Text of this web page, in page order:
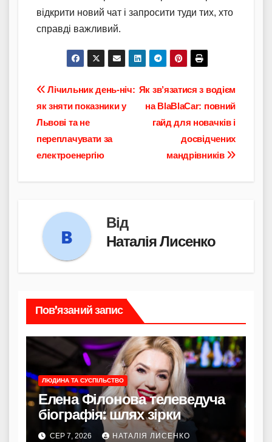
відкрити новий чат і запросити туди тих, хто
справді важливий.
Навігація
записів
Як зв’язатися з водієм
на BlaBlaCar: повний
гайд для новачків і
досвідчених
мандрівників
Лічильник день-ніч:
як зняти показники у
Львові та не
переплачувати за
електроенергію
Від
Наталія Лисенко
Пов’язаний запис
ЛЮДИНА ТА СУСПІЛЬСТВО
Елена Філонова телеведуча
біографія: шлях зірки
СЕР 7, 2026 НАТАЛІЯ ЛИСЕНКО